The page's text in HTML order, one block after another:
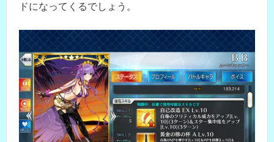
ドになってくるでしょう。